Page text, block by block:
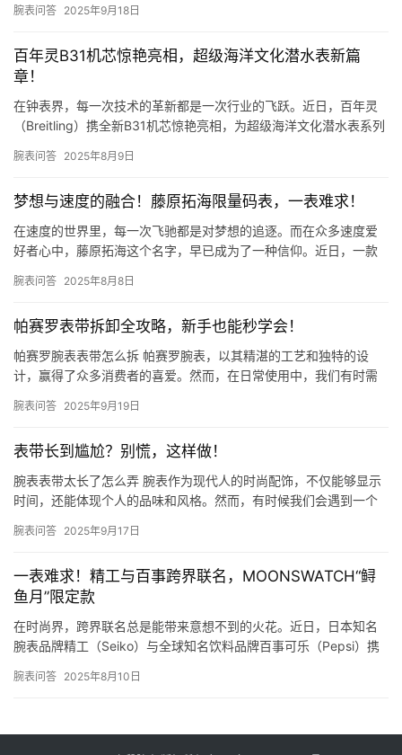
腕表问答 2025年9月18日
百年灵B31机芯惊艳亮相，超级海洋文化潜水表新篇
章！
在钟表界，每一次技术的革新都是一次行业的飞跃。近日，百年灵
（Breitling）携全新B31机芯惊艳亮相，为超级海洋文化潜水表系列
腕表问答 2025年8月9日
梦想与速度的融合！藤原拓海限量码表，一表难求！
在速度的世界里，每一次飞驰都是对梦想的追逐。而在众多速度爱
好者心中，藤原拓海这个名字，早已成为了一种信仰。近日，一款
潮，成为…
腕表问答 2025年8月8日
帕赛罗表带拆卸全攻略，新手也能秒学会！
帕赛罗腕表表带怎么拆 帕赛罗腕表，以其精湛的工艺和独特的设
计，赢得了众多消费者的喜爱。然而，在日常使用中，我们有时需
带怎么…
腕表问答 2025年9月19日
表带长到尴尬？别慌，这样做！
腕表表带太长了怎么弄 腕表作为现代人的时尚配饰，不仅能够显示
时间，还能体现个人的品味和风格。然而，有时候我们会遇到一个
那么…
腕表问答 2025年9月17日
一表难求！精工与百事跨界联名，MOONSWATCH“鲟
鱼月”限定款
在时尚界，跨界联名总是能带来意想不到的火花。近日，日本知名
腕表品牌精工（Seiko）与全球知名饮料品牌百事可乐（Pepsi）携
腕表问答 2025年8月10日